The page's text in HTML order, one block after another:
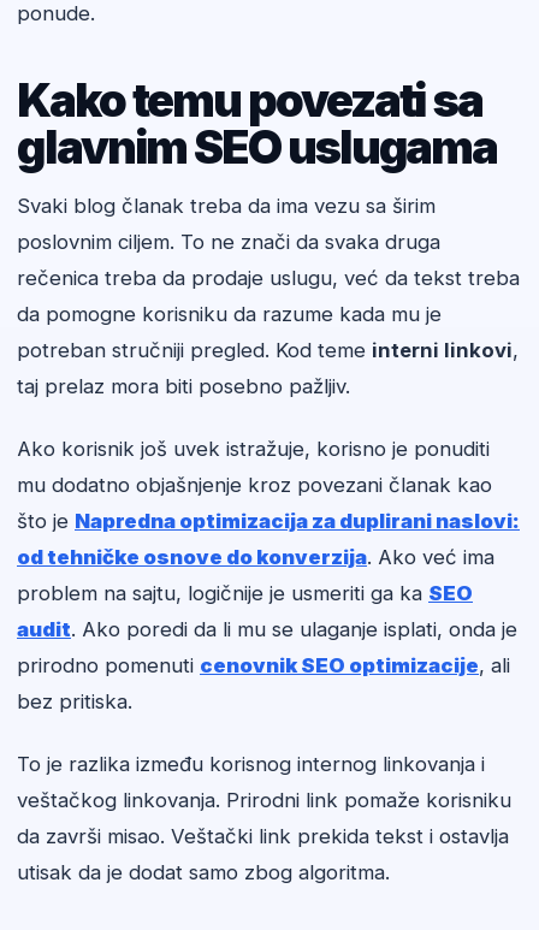
ponude.
Kako temu povezati sa
glavnim SEO uslugama
Svaki blog članak treba da ima vezu sa širim
poslovnim ciljem. To ne znači da svaka druga
rečenica treba da prodaje uslugu, već da tekst treba
da pomogne korisniku da razume kada mu je
potreban stručniji pregled. Kod teme interni linkovi,
taj prelaz mora biti posebno pažljiv.
Ako korisnik još uvek istražuje, korisno je ponuditi
mu dodatno objašnjenje kroz povezani članak kao
što je Napredna optimizacija za duplirani naslovi:
od tehničke osnove do konverzija. Ako već ima
problem na sajtu, logičnije je usmeriti ga ka SEO
audit. Ako poredi da li mu se ulaganje isplati, onda je
prirodno pomenuti cenovnik SEO optimizacije, ali
bez pritiska.
To je razlika između korisnog internog linkovanja i
veštačkog linkovanja. Prirodni link pomaže korisniku
da završi misao. Veštački link prekida tekst i ostavlja
utisak da je dodat samo zbog algoritma.